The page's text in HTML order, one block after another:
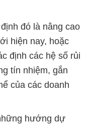
đó là nâng cao
hiện nay, hoặc
định các hệ số rủi
tín nhiệm, gắn
của các doanh
hướng dự